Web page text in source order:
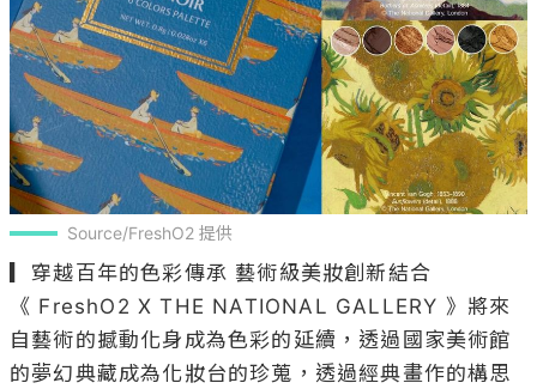
Source/FreshO2 提供
▎穿越百年的色彩傳承 藝術級美妝創新結合
《 FreshO2 X THE NATIONAL GALLERY 》將來
自藝術的撼動化身成為色彩的延續，透過國家美術館
的夢幻典藏成為化妝台的珍蒐，透過經典畫作的構思